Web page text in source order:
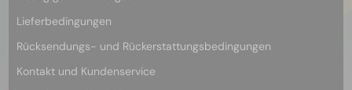
Lieferbedingungen
Rücksendungs- und Rückerstattungsbedingungen
Kontakt und Kundenservice